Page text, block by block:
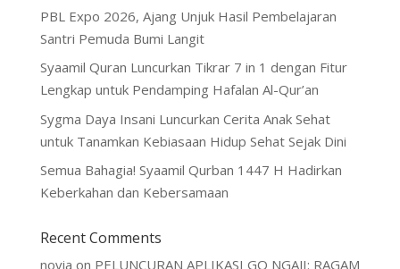
PBL Expo 2026, Ajang Unjuk Hasil Pembelajaran
Santri Pemuda Bumi Langit
Syaamil Quran Luncurkan Tikrar 7 in 1 dengan Fitur
Lengkap untuk Pendamping Hafalan Al-Qur’an
Sygma Daya Insani Luncurkan Cerita Anak Sehat
untuk Tanamkan Kebiasaan Hidup Sehat Sejak Dini
Semua Bahagia! Syaamil Qurban 1447 H Hadirkan
Keberkahan dan Kebersamaan
Recent Comments
novia on PELUNCURAN APLIKASI GO NGAJI: RAGAM